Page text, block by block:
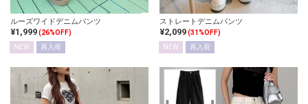
ルーズワイドデニムパンツ
¥1,999(26%OFF)
NEW
再入荷
ストレートデニムパンツ
¥2,099(31%OFF)
NEW
再入荷